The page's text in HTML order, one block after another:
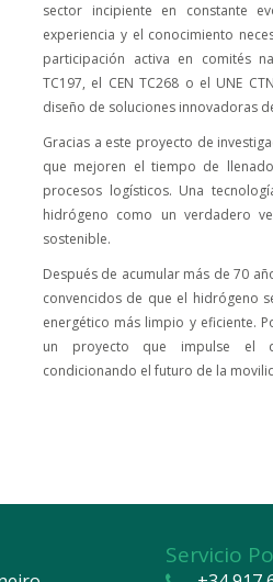
sector incipiente en constante
experiencia y el conocimiento
participación activa en comités
TC197, el CEN TC268 o el UNE
diseño de soluciones innovadoras
Gracias a este proyecto de
que mejoren el tiempo de
procesos logísticos. Una
hidrógeno como un verdadero
sostenible.
Después de acumular más de 70
convencidos de que el hidrógeno
energético más limpio y eficiente.
un proyecto que impulse el
condicionando el futuro de la
Servicio